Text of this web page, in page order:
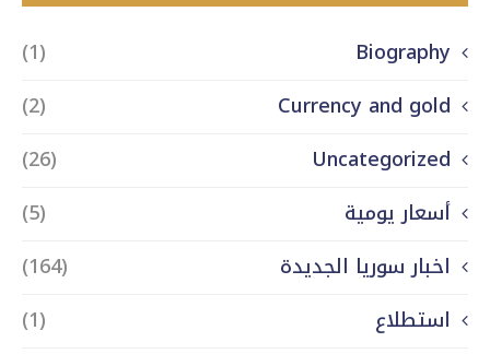
Biography
(1)
Currency and gold
(2)
Uncategorized
(26)
أسعار يومية
(5)
اخبار سوريا الجديدة
(164)
استطلاع
(1)